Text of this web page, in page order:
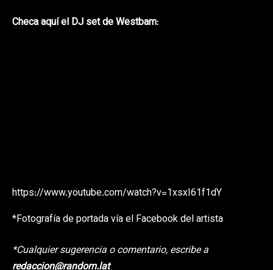
Checa aquí el DJ set de Westbam:
https://www.youtube.com/watch?v=1xsxI61f1dY
*Fotografía de portada vía el Facebook del artista
*Cualquier sugerencia o comentario, escribe a